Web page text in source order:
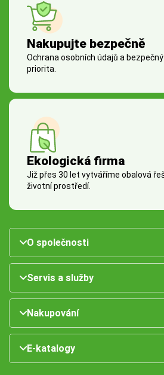
Nakupujte bezpečně
Ochrana osobních údajů a
priorita.
Ekologická firma
Již přes 30 let vytváříme obalová
životní prostředí.
O společnosti
Servis a služby
Nakupování
E-katalogy